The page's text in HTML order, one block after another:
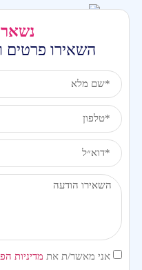
השאירו פרטים
אני מאשר/ת את מדיניות